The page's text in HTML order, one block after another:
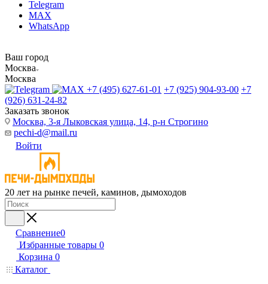
Telegram
MAX
WhatsApp
Ваш город
Москва
Москва
+7 (495) 627-61-01 +7 (925) 904-93-00 +7
(926) 631-24-82
Заказать звонок
Москва, 3-я Лыковская улица, 14, р-н Строгино
pechi-d@mail.ru
Войти
20 лет на рынке печей, каминов, дымоходов
Сравнение0
Избранные товары 0
Корзина 0
Каталог